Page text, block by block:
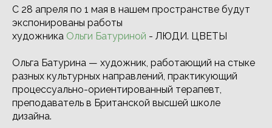
С 28 апреля по 1 мая в нашем пространстве будут
экспонированы работы
художника Ольги Батуриной - ЛЮДИ. ЦВЕТЫ
Ольга Батурина — художник, работающий на стыке
разных культурных направлений, практикующий
процессуально-ориентированный терапевт,
преподаватель в Британской высшей школе
дизайна.